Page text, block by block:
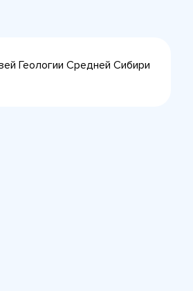
Геологии Средней Сибири